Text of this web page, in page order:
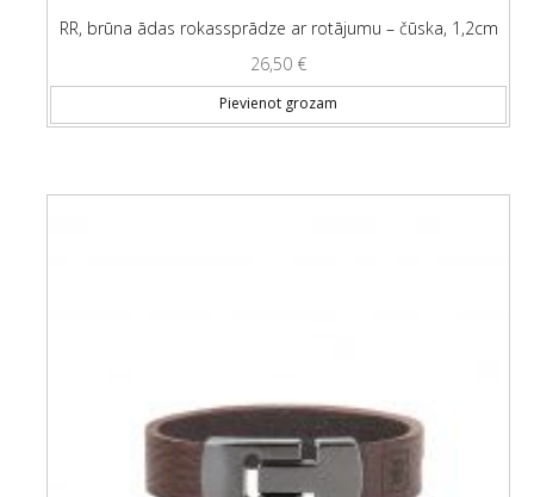
RR, brūna ādas rokassprādze ar rotājumu – čūska, 1,2cm
26,50 €
Pievienot grozam